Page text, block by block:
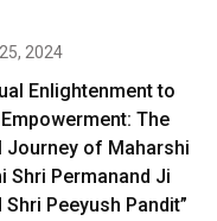
2024
Enlightenment to
The
Journey of Maharshi
Shri Permanand Ji
Peeyush Pandit”